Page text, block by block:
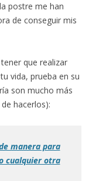
postre me han
de conseguir mis
que realizar
vida, prueba en su
son mucho más
hacerlos):
manera para
cualquier otra